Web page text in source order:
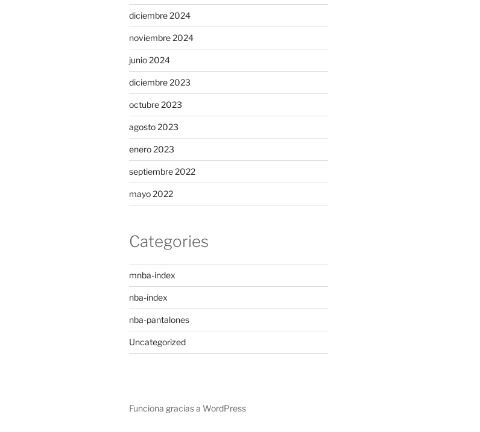
diciembre 2024
noviembre 2024
junio 2024
diciembre 2023
octubre 2023
agosto 2023
enero 2023
septiembre 2022
mayo 2022
Categories
mnba-index
nba-index
nba-pantalones
Uncategorized
Funciona gracias a WordPress